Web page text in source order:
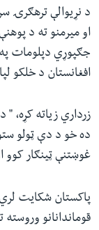
د نړیوالې ترهګرۍ
او میرمنو ته د
جګپوړي دپلومات
افغانستان د خلکو
زرداري زیاته کړه،
ده خو د دې ټولو
غوښتنې ټینګار کوو
پاکستان شکایت
قوماندانانو